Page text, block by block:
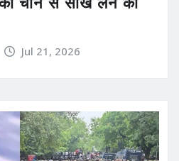
Jul 21, 2026